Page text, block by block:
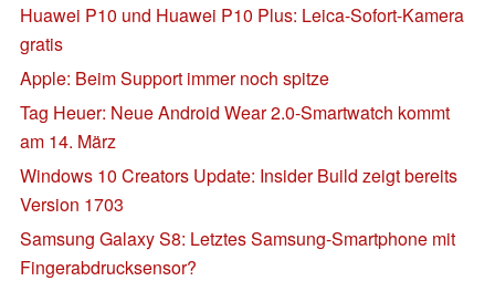
Huawei P10 und Huawei P10 Plus: Leica-Sofort-Kamera
gratis
Apple: Beim Support immer noch spitze
Tag Heuer: Neue Android Wear 2.0-Smartwatch kommt
am 14. März
Windows 10 Creators Update: Insider Build zeigt bereits
Version 1703
Samsung Galaxy S8: Letztes Samsung-Smartphone mit
Fingerabdrucksensor?